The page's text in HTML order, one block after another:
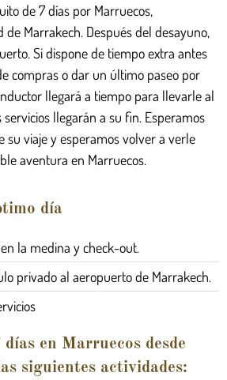
de 7 días por Marruecos,
Marrakech. Después del desayuno,
Si dispone de tiempo extra antes
compras o dar un último paseo por
llegará a tiempo para llevarle al
llegarán a su fin. Esperamos
su viaje y esperamos volver a verle
aventura en Marruecos.
día
la medina y check-out.
privado al aeropuerto de Marrakech.
en Marruecos desde
siguientes actividades: